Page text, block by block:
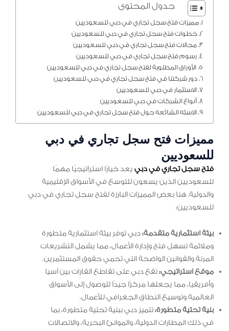
جدول المحتوى
مميزات فتح سجل تجاري في دبي للسعوديين
خطوات فتح سجل تجاري في دبي للسعوديين
مجالات فتح سجل تجاري في دبي للسعوديين
رسوم فتح سجل تجاري في دبي للسعوديين
الأوراق المطلوبة لفتح سجل تجاري في دبي للسعوديين
دور شركتنا في فتح سجل تجاري في دبي للسعوديين
الاستثمار في دبي للسعوديين
أنواع الشركات في دبي للسعوديين
الاسئه الشائعه حول فتح سجل تجاري في دبي للسعوديين
مميزات فتح سجل تجاري في دبي
للسعوديين
فتح سجل تجاري في دبي يعد خيارًا استراتيجيًا مهمًا
للسعوديين الذين يسعون للتوسع في الأسواق الإقليمية
والدولية. هنا بعض المميزات البارزة لفتح سجل تجاري في دبي
للسعوديين:
بيئة استثمارية متقدمة:دبي توفر بيئة استثمارية متطورة
وملائمة تسهل فتح وإدارة الأعمال، مما يشمل التشريعات
المرنة والقوانين الواضحة التي تحمي حقوق المستثمرين.
موقع استراتيجي:تقع دبي على تقاطع القارات بين آسيا
وأفريقيا، مما يجعلها مركزًا جيدًا للوصول إلى الأسواق
العالمية وتوسيع النطاق الجغرافي للأعمال.
بنية تحتية متطورة:تتميز دبي ببنية تحتية متطورة، بما
في ذلك المطارات الدولية، والموانئ البحرية، والاتصالات